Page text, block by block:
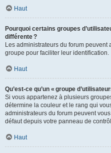
Haut
Pourquoi certains groupes
différente ?
Les administrateurs du forum peuvent
groupe pour faciliter leur identification.
Haut
Qu’est-ce qu’un « groupe
Si vous appartenez à plusieurs
détermine la couleur et le rang qui
administrateurs du forum peuvent
défaut depuis votre panneau de
Haut